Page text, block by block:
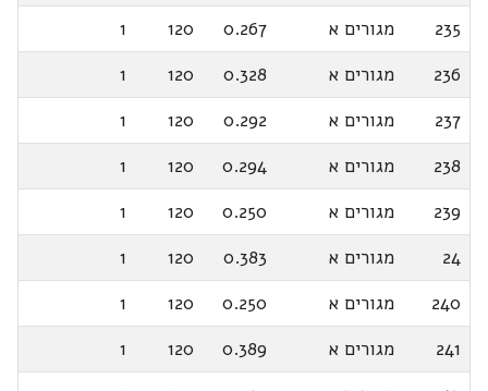
235
מגורים א 0.267
120
1
236
מגורים א 0.328
120
1
237
מגורים א 0.292
120
1
238
מגורים א 0.294
120
1
239
מגורים א 0.250
120
1
24
מגורים א 0.383
120
1
240
מגורים א 0.250
120
1
241
מגורים א 0.389
120
1